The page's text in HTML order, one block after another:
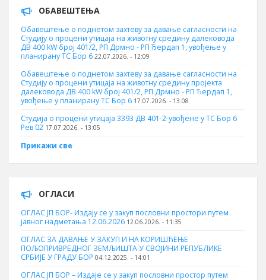
ОБАВЕШТЕЊА
Обавештење о поднетом захтеву за давање сагласности на
Студију о процени утицаја на животну средину далековода
ДВ 400 kW број 401/2, РП Дрмно - РП Ђердап 1, увођење у
планирану ТС Бор 6 22.07.2026. - 12:09
Обавештење о поднетом захтеву за давање сагласности на
Студију о процени утицаја на животну средину пројекта
далековода ДВ 400 kW број 401/2, РП Дрмно - РП Ђердап 1,
увођење у планирану ТС Бор 6 17.07.2026. - 13:08
Студија о процени утицаја 3393 ДВ 401-2-увођене у ТС Бор 6
Рев 02 17.07.2026. - 13:05
Прикажи све
ОГЛАСИ
ОГЛАС ЈП БОР- Издају се у закуп пословни простори путем
јавног надметања 12.06.2026 12.06.2026. - 11:35
ОГЛАС ЗА ДАВАЊЕ У ЗАКУП И НА КОРИШЋЕЊЕ
ПОЉОПРИВРЕДНОГ ЗЕМЉИШТА У СВОЈИНИ РЕПУБЛИКЕ
СРБИЈЕ У ГРАДУ БОР 04.12.2025. - 14:01
ОГЛАС ЈП БОР – Издаје се у закуп пословни простор путем